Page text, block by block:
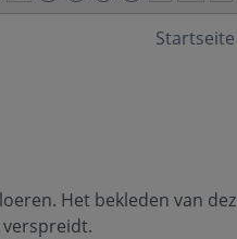
Startseite
Het bekleden van